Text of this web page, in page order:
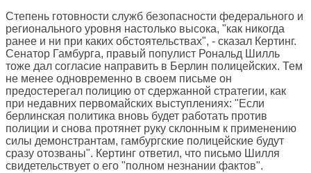
Степень готовности служб безопасности федерального и
регионального уровня настолько высока, "как никогда
ранее и ни при каких обстоятельствах", - сказал Кертинг.
Сенатор Гамбурга, правый популист Рональд Шилль
тоже дал согласие направить в Берлин полицейских. Тем
не менее одновременно в своем письме он
предостерегал полицию от сдержанной стратегии, как
при недавних первомайских выступлениях: "Если
берлинская политика вновь будет работать против
полиции и снова протянет руку склонным к применению
силы демонстрантам, гамбургские полицейские будут
сразу отозваны". Кертинг ответил, что письмо Шилля
свидетельствует о его "полном незнании фактов".